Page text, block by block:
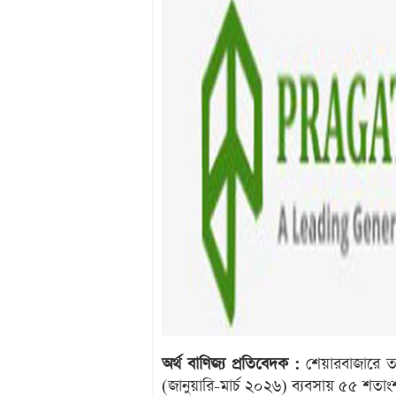
অর্থ বাণিজ্য প্রতিবেদক : শেয়ারবাজারে
(জানুয়ারি-মার্চ ২০২৬) ব্যবসায় ৫৫